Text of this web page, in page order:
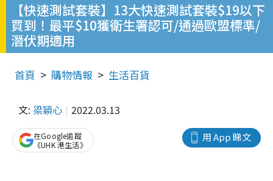
【快速測試套裝】13大快速測試套裝$19以下
買到！最平$10獲衛生署認可/通過歐盟標準/
潛伏期適用
首頁 購物情報 生活百貨
文: 梁穎心 2022.03.13
用 App 睇文
在Google追蹤
《UHK 港生活》